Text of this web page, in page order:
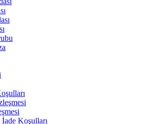
Koşulları